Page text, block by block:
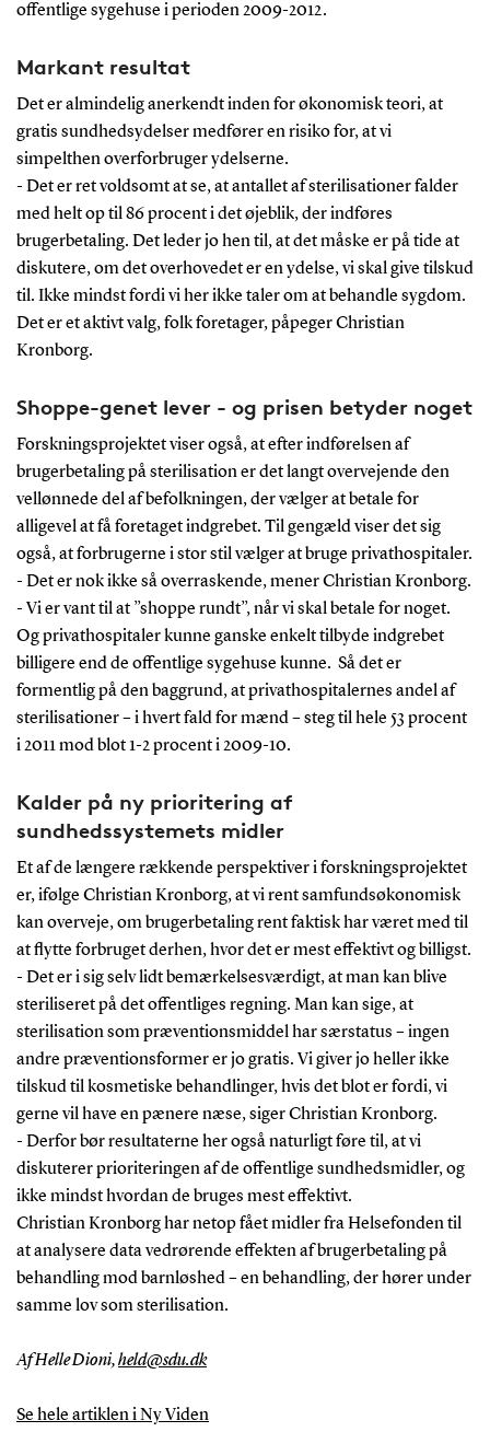
offentlige sygehuse i perioden 2009-2012.
Markant resultat
Det er almindelig anerkendt inden for økonomisk teori, at
gratis sundhedsydelser medfører en risiko for, at vi
simpelthen overforbruger ydelserne.
- Det er ret voldsomt at se, at antallet af sterilisationer falder
med helt op til 86 procent i det øjeblik, der indføres
brugerbetaling. Det leder jo hen til, at det måske er på tide at
diskutere, om det overhovedet er en ydelse, vi skal give tilskud
til. Ikke mindst fordi vi her ikke taler om at behandle sygdom.
Det er et aktivt valg, folk foretager, påpeger Christian
Kronborg.
Shoppe-genet lever - og prisen betyder noget
Forskningsprojektet viser også, at efter indførelsen af
brugerbetaling på sterilisation er det langt overvejende den
vellønnede del af befolkningen, der vælger at betale for
alligevel at få foretaget indgrebet. Til gengæld viser det sig
også, at forbrugerne i stor stil vælger at bruge privathospitaler.
- Det er nok ikke så overraskende, mener Christian Kronborg.
- Vi er vant til at ”shoppe rundt”, når vi skal betale for noget.
Og privathospitaler kunne ganske enkelt tilbyde indgrebet
billigere end de offentlige sygehuse kunne. Så det er
formentlig på den baggrund, at privathospitalernes andel af
sterilisationer – i hvert fald for mænd – steg til hele 53 procent
i 2011 mod blot 1-2 procent i 2009-10.
Kalder på ny prioritering af
sundhedssystemets midler
Et af de længere rækkende perspektiver i forskningsprojektet
er, ifølge Christian Kronborg, at vi rent samfundsøkonomisk
kan overveje, om brugerbetaling rent faktisk har været med til
at flytte forbruget derhen, hvor det er mest effektivt og billigst.
- Det er i sig selv lidt bemærkelsesværdigt, at man kan blive
steriliseret på det offentliges regning. Man kan sige, at
sterilisation som præventionsmiddel har særstatus – ingen
andre præventionsformer er jo gratis. Vi giver jo heller ikke
tilskud til kosmetiske behandlinger, hvis det blot er fordi, vi
gerne vil have en pænere næse, siger Christian Kronborg.
- Derfor bør resultaterne her også naturligt føre til, at vi
diskuterer prioriteringen af de offentlige sundhedsmidler, og
ikke mindst hvordan de bruges mest effektivt.
Christian Kronborg har netop fået midler fra Helsefonden til
at analysere data vedrørende effekten af brugerbetaling på
behandling mod barnløshed – en behandling, der hører under
samme lov som sterilisation.
Af Helle Dioni,held@sdu.dk
Se hele artiklen i Ny Viden